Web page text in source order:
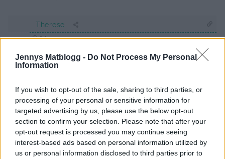
Jennys Matblogg - Do Not Process My Personal
Information
If you wish to opt-out of the sale, sharing to third parties, or
processing of your personal or sensitive information for
targeted advertising by us, please use the below opt-out
section to confirm your selection. Please note that after your
opt-out request is processed you may continue seeing
interest-based ads based on personal information utilized by
us or personal information disclosed to third parties prior to
Therese
6 år sedan
Fick boken idag, så nästa gång jag träffar mamma ska
hon få sin morsdagspresent 🙂
0 Svara
Camilla
6 år sedan
Jag kommer att få hem min bok i dagarna men tyvärr